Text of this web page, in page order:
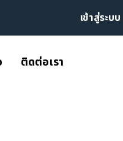
เข้าสู่ระบบ
ติดต่อเรา